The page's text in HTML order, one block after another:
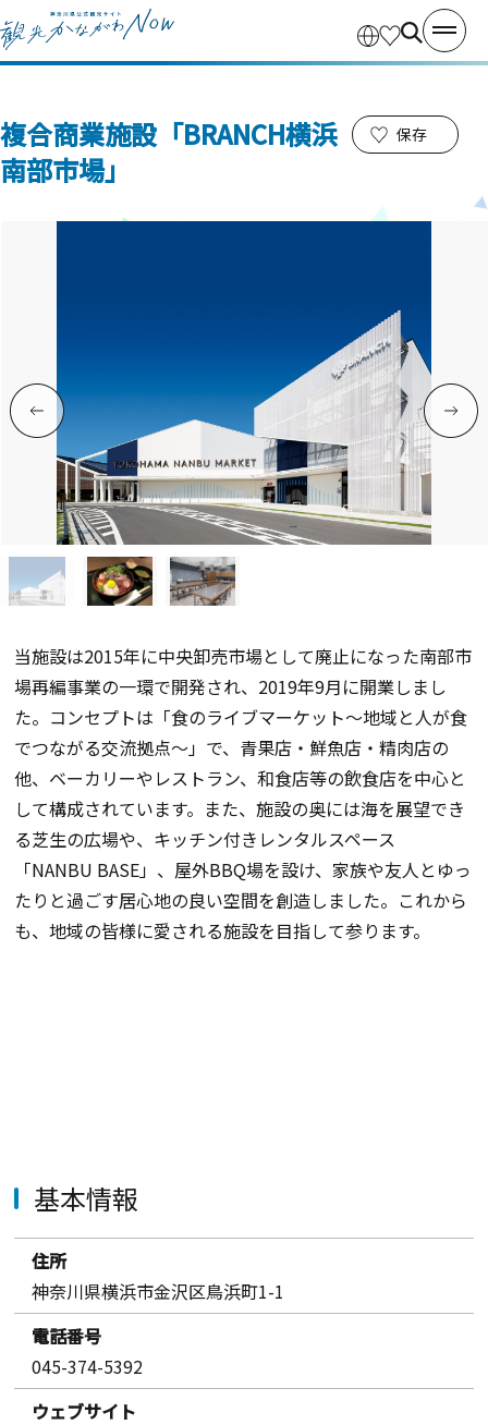
複合商業施設「BRANCH横浜
南部市場」
保存
当施設は2015年に中央卸売市場として廃止になった南部市
場再編事業の一環で開発され、2019年9月に開業しまし
た。コンセプトは「食のライブマーケット～地域と人が食
でつながる交流拠点～」で、青果店・鮮魚店・精肉店の
他、ベーカリーやレストラン、和食店等の飲食店を中心と
して構成されています。また、施設の奥には海を展望でき
る芝生の広場や、キッチン付きレンタルスペース
「NANBU BASE」、屋外BBQ場を設け、家族や友人とゆっ
たりと過ごす居心地の良い空間を創造しました。これから
も、地域の皆様に愛される施設を目指して参ります。
基本情報
住所
神奈川県横浜市金沢区鳥浜町1-1
電話番号
045-374-5392
ウェブサイト